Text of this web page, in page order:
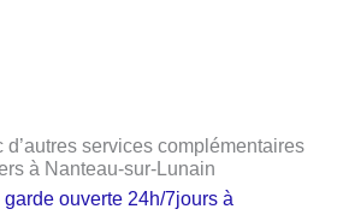
services complémentaires
à Nanteau-sur-Lunain
ouverte 24h/7jours à